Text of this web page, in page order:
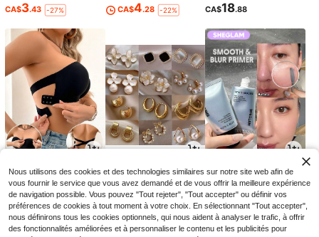
CA$3.43 -27% CA$4.28 -22% CA$18.88
CA$7 .45 -3% CA$5.19 -9% CA$8.07 -27%
Nous utilisons des cookies et des technologies similaires sur notre site web afin de
vous fournir le service que vous avez demandé et de vous offrir la meilleure expérience
de navigation possible. Vous pouvez "Tout rejeter", "Tout accepter" ou définir vos
préférences de cookies à tout moment à votre choix. En sélectionnant "Tout accepter",
nous définirons tous les cookies optionnels, qui nous aident à analyser le trafic, à offrir
des fonctionnalités améliorées et à personnaliser le contenu et les publicités pour